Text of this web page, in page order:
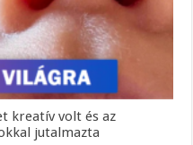
kreatív volt és az
jutalmazta